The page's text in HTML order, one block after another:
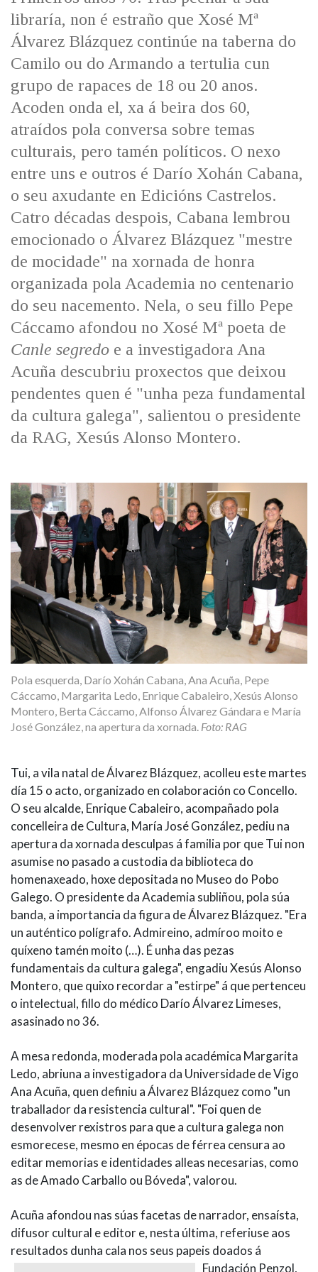
IDENTIDADE CORPORATIVA
MARCIAL DEL ADALID
CASA-MUSEO EMILIA PARDO
BAZÁN
FIGURAS HOMENAXEADAS
HISTORIA
60 ANOS DLG
PRIMAVERA DAS LETRAS
PORTAL DAS PALABRAS
Facebook
TwitterYoutubeInstagramBluesky
libraría, non é estraño que Xosé Mª
Álvarez Blázquez continúe na taberna do
Camilo ou do Armando a tertulia cun
grupo de rapaces de 18 ou 20 anos.
Acoden onda el, xa á beira dos 60,
atraídos pola conversa sobre temas
culturais, pero tamén políticos. O nexo
entre uns e outros é Darío Xohán Cabana,
o seu axudante en Edicións Castrelos.
Catro décadas despois, Cabana lembrou
emocionado o Álvarez Blázquez "mestre
de mocidade" na xornada de honra
organizada pola Academia no centenario
do seu nacemento. Nela, o seu fillo Pepe
Cáccamo afondou no Xosé Mª poeta de
Canle segredo e a investigadora Ana
Acuña descubriu proxectos que deixou
pendentes quen é "unha peza fundamental
da cultura galega", salientou o presidente
da RAG, Xesús Alonso Montero.
Pola esquerda, Darío Xohán Cabana, Ana Acuña, Pepe
Cáccamo, Margarita Ledo, Enrique Cabaleiro, Xesús Alonso
Montero, Berta Cáccamo, Alfonso Álvarez Gándara e María
José González, na apertura da xornada. Foto: RAG
Tui, a vila natal de Álvarez Blázquez, acolleu este martes
día 15 o acto, organizado en colaboración co Concello.
O seu alcalde, Enrique Cabaleiro, acompañado pola
concelleira de Cultura, María José González, pediu na
apertura da xornada desculpas á familia por que Tui non
asumise no pasado a custodia da biblioteca do
homenaxeado, hoxe depositada no Museo do Pobo
Galego. O presidente da Academia subliñou, pola súa
banda, a importancia da figura de Álvarez Blázquez. "Era
un auténtico polígrafo. Admireino, admíroo moito e
quíxeno tamén moito (…). É unha das pezas
fundamentais da cultura galega", engadiu Xesús Alonso
Montero, que quixo recordar a "estirpe" á que pertenceu
o intelectual, fillo do médico Darío Álvarez Limeses,
asasinado no 36.
A mesa redonda, moderada pola académica Margarita
Ledo, abriuna a investigadora da Universidade de Vigo
Ana Acuña, quen definiu a Álvarez Blázquez como "un
traballador da resistencia cultural". "Foi quen de
desenvolver rexistros para que a cultura galega non
esmorecese, mesmo en épocas de férrea censura ao
editar memorias e identidades alleas necesarias, como
as de Amado Carballo ou Bóveda", valorou.
Acuña afondou nas súas facetas de narrador, ensaísta,
difusor cultural e editor e, nesta última, referiuse aos
resultados dunha cala nos seus papeis doados á
Fundación Penzol,